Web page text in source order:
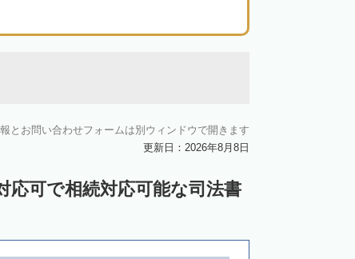
とお問い合わせフォームは別ウィンドウで開きます
更新日：2026年8月8日
応可で相続対応可能な司法書